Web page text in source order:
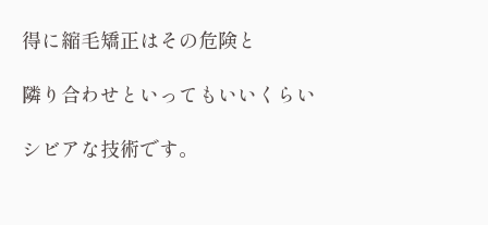
得に縮毛矯正はその危険と
隣り合わせといってもいいくらい
シビアな技術です。